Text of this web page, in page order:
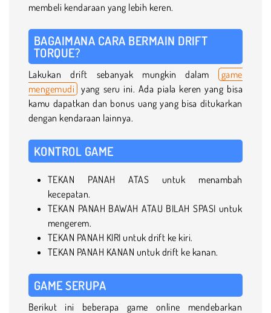
membeli kendaraan yang lebih keren.
BAGAIMANA CARA BERMAIN DRIFT
TORQUE?
Lakukan drift sebanyak mungkin dalam
game
mengemudi yang seru ini. Ada piala keren yang bisa
kamu dapatkan dan bonus uang yang bisa ditukarkan
dengan kendaraan lainnya.
KONTROL GAME
TEKAN PANAH ATAS untuk menambah
kecepatan.
TEKAN PANAH BAWAH ATAU BILAH SPASI untuk
mengerem.
TEKAN PANAH KIRI untuk drift ke kiri.
TEKAN PANAH KANAN untuk drift ke kanan.
GAME SERUPA
Berikut ini beberapa game online mendebarkan